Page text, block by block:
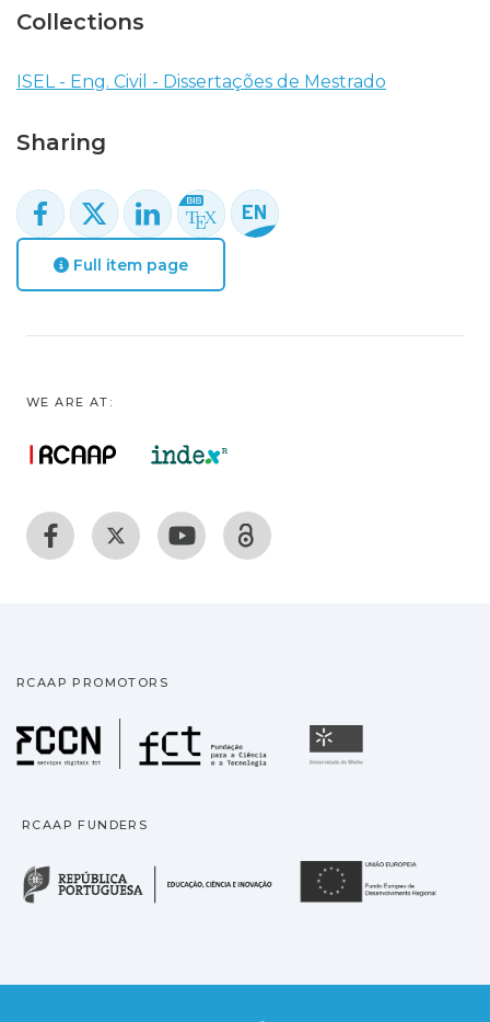
Collections
ISEL - Eng. Civil - Dissertações de Mestrado
Sharing
Full item page
WE ARE AT:
RCAAP PROMOTORS
Fundação para a
RCAAP FUNDERS
República Portuguesa